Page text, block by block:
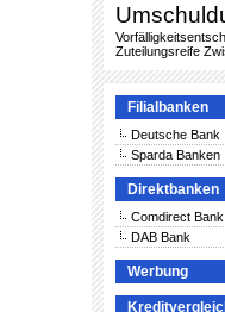
Zuteilungsreife
Filialbanken
Deutsche Bank
Sparda Banken
Direktbanken
Comdirect Bank
DAB Bank
Werbung